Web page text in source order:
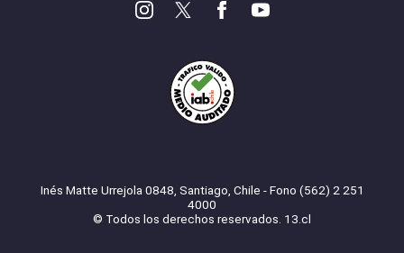
Inés Matte Urrejola 0848, Santiago, Chile - Fono (562) 2 251
4000
© Todos los derechos reservados. 13.cl